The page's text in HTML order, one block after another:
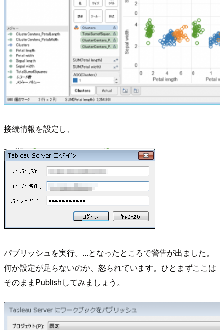
接続情報を設定し、
パブリッシュを実行。...となったところで警告が出ました。
何か設定が足らないのか、怒られています。ひとまずここは
そのままPublishしてみましょう。